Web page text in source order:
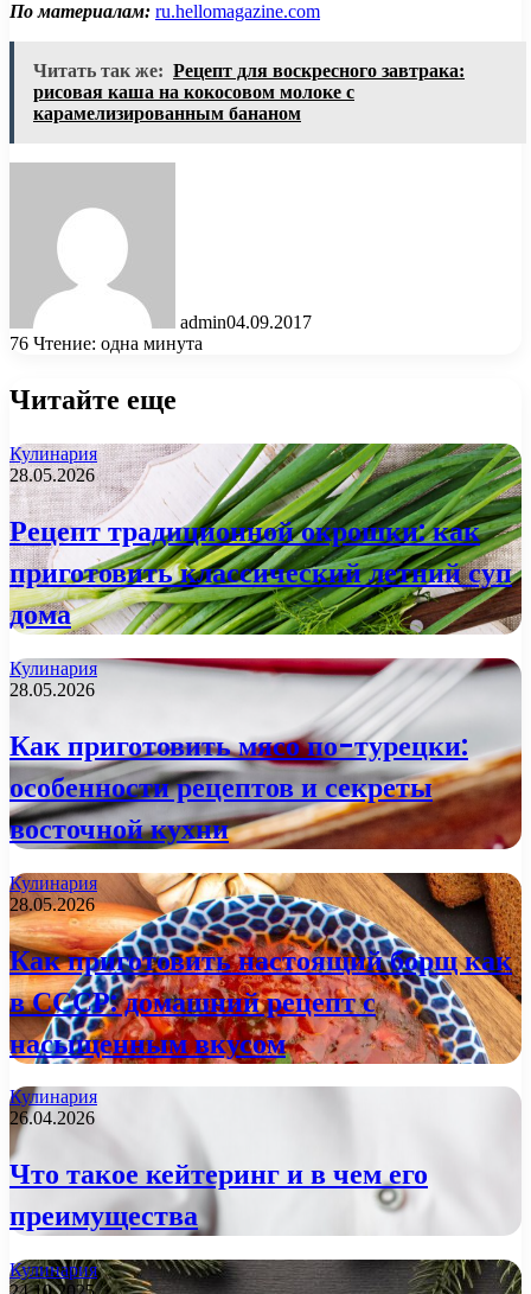
По материалам: ru.hellomagazine.com
Читать так же: Рецепт для воскресного завтрака:
рисовая каша на кокосовом молоке с
карамелизированным бананом
admin04.09.2017
76 Чтение: одна минута
Читайте еще
Кулинария
28.05.2026
Рецепт традиционной окрошки: как
приготовить классический летний суп
дома
Кулинария
28.05.2026
Как приготовить мясо по-турецки:
особенности рецептов и секреты
восточной кухни
Кулинария
28.05.2026
Как приготовить настоящий борщ как
в СССР: домашний рецепт с
насыщенным вкусом
Кулинария
26.04.2026
Что такое кейтеринг и в чем его
преимущества
Кулинария